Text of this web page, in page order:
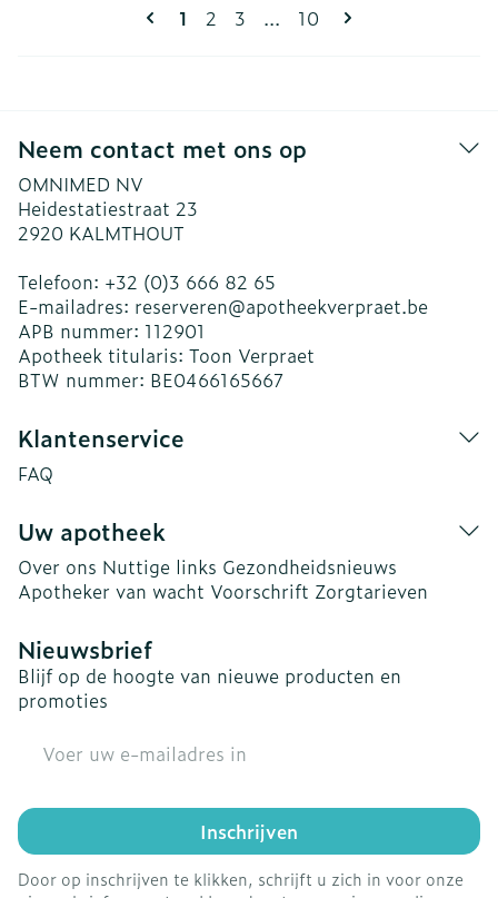
Pagina's
U lees momenteel pagina
1 Pagina
2 Pagina
3 ... Pagina
10
Neem contact met ons op
OMNIMED NV
Heidestatiestraat 23
2920 KALMTHOUT
Telefoon: +32 (0)3 666 82 65
E-mailadres: reserveren@apotheekverpraet.be
APB nummer: 112901
Apotheek titularis: Toon Verpraet
BTW nummer: BE0466165667
Klantenservice
FAQ
Uw apotheek
Over ons Nuttige links Gezondheidsnieuws
Apotheker van wacht Voorschrift Zorgtarieven
Nieuwsbrief
Blijf op de hoogte van nieuwe producten en
promoties
Inschrijven
Door op inschrijven te klikken, schrijft u zich in voor onze